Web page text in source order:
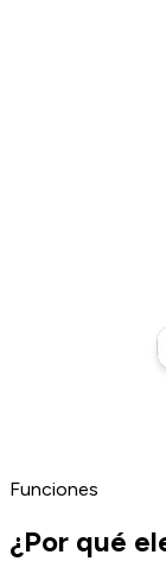
Funciones
¿Por qué